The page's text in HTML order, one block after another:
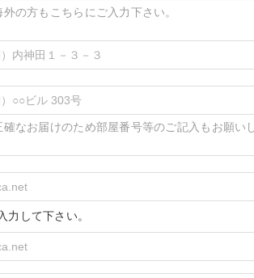
の方もこちらにご入力下さい。
なお届けのため部屋番号等のご記入もお願い
力して下さい。